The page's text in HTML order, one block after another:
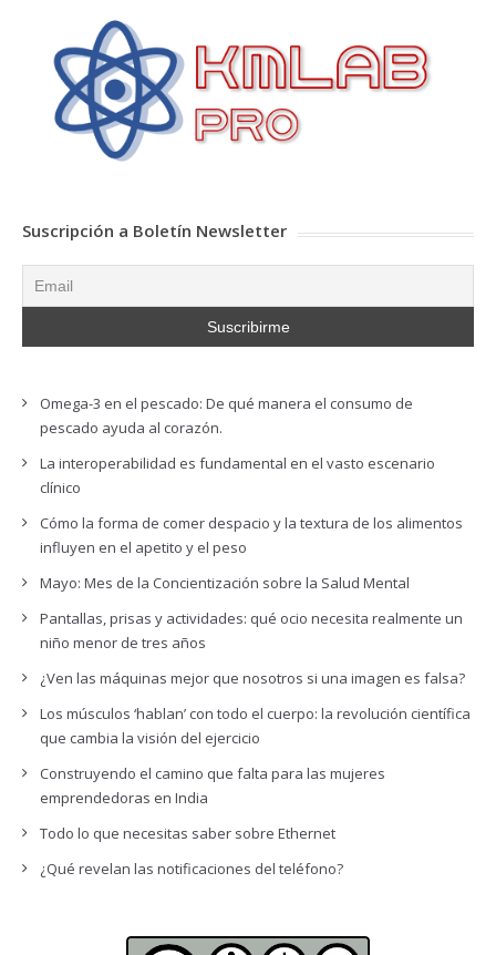
Suscripción a Boletín Newsletter
Omega-3 en el pescado: De qué manera el consumo de
pescado ayuda al corazón.
La interoperabilidad es fundamental en el vasto escenario
clínico
Cómo la forma de comer despacio y la textura de los alimentos
influyen en el apetito y el peso
Mayo: Mes de la Concientización sobre la Salud Mental
Pantallas, prisas y actividades: qué ocio necesita realmente un
niño menor de tres años
¿Ven las máquinas mejor que nosotros si una imagen es falsa?
Los músculos ‘hablan’ con todo el cuerpo: la revolución científica
que cambia la visión del ejercicio
Construyendo el camino que falta para las mujeres
emprendedoras en India
Todo lo que necesitas saber sobre Ethernet
¿Qué revelan las notificaciones del teléfono?